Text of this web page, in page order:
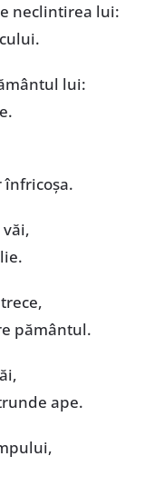
neclintirea lui:
lui:
înfricoșa.
pământul.
ape.